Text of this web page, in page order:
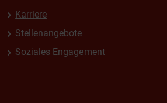
Karriere
Stellenangebote
Soziales Engagement